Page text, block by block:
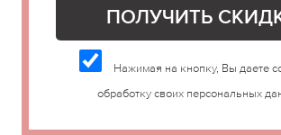
Нажимая на кнопку, Вы даете
обработку своих персональных